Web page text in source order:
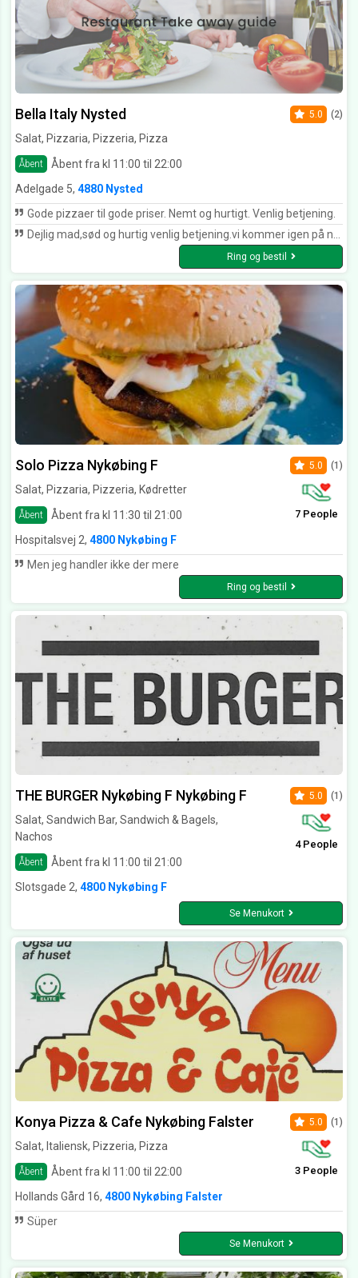
Bella Italy Nysted
Salat, Pizzaria, Pizzeria, Pizza
Åbent Åbent fra kl 11:00 til 22:00
5.0 (2)
Adelgade 5, 4880 Nysted
Gode pizzaer til gode priser. Nemt og hurtigt. Venlig betjening.
Dejlig mad,sød og hurtig venlig betjening.vi kommer igen på næste ferie.
Ring og bestil
Solo Pizza Nykøbing F
Salat, Pizzaria, Pizzeria, Kødretter
Åbent Åbent fra kl 11:30 til 21:00
5.0 (1)
7 People
Hospitalsvej 2, 4800 Nykøbing F
Men jeg handler ikke der mere
Ring og bestil
THE BURGER Nykøbing F Nykøbing F
Salat, Sandwich Bar, Sandwich & Bagels,
Nachos
Åbent Åbent fra kl 11:00 til 21:00
5.0 (1)
4 People
Slotsgade 2, 4800 Nykøbing F
Se Menukort
Konya Pizza & Cafe Nykøbing Falster
Salat, Italiensk, Pizzeria, Pizza
Åbent Åbent fra kl 11:00 til 22:00
5.0 (1)
3 People
Hollands Gård 16, 4800 Nykøbing Falster
Süper
Se Menukort